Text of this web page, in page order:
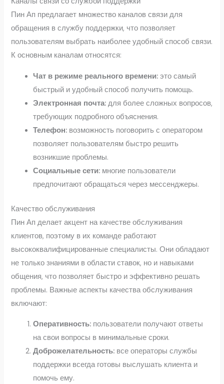
Пин Ап предлагает множество каналов связи для
обращения в службу поддержки, что позволяет
пользователям выбрать наиболее удобный способ связи.
К основным каналам относятся:
Чат в режиме реального времени: это самый
быстрый и удобный способ получить помощь.
Электронная почта: для более сложных вопросов,
требующих подробного объяснения.
Телефон: возможность поговорить с оператором
позволяет пользователям быстро решить
возникшие проблемы.
Социальные сети: многие пользователи
предпочитают обращаться через мессенджеры.
Качество обслуживания
Пин Ап делает акцент на качестве обслуживания
клиентов, поэтому в их команде работают
высококвалифицированные специалисты. Они обладают
не только знаниями в области ставок, но и навыками
общения, что позволяет быстро и эффективно решать
проблемы. Важные аспекты качества обслуживания
включают:
Оперативность: пользователи получают ответы
на свои вопросы в минимальные сроки.
Доброжелательность: все операторы службы
поддержки всегда готовы выслушать клиента и
помочь ему.